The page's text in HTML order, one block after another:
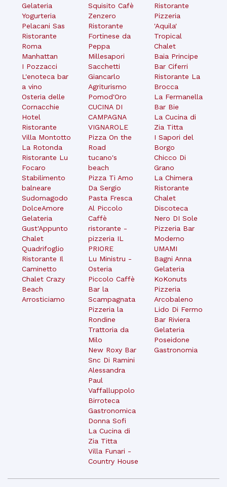
Gelateria
Yogurteria
Pelacani Sas
Ristorante
Roma
Manhattan
I Pozzacci
L'enoteca bar
a vino
Osteria delle
Cornacchie
Hotel
Ristorante
Villa Montotto
La Rotonda
Ristorante Lu
Focaro
Stabilimento
balneare
Sudomagodo
DolceAmore
Gelateria
Gust'Appunto
Chalet
Quadrifoglio
Ristorante Il
Caminetto
Chalet Crazy
Beach
Arrosticiamo
Squisito Cafè
Zenzero
Ristorante
Fortinese da
Peppa
Millesapori
Sacchetti
Giancarlo
Agriturismo
Pomod'Oro
CUCINA DI
CAMPAGNA
VIGNAROLE
Pizza On the
Road
tucano's
beach
Pizza Ti Amo
Da Sergio
Pasta Fresca
Al Piccolo
Caffè
ristorante -
pizzeria IL
PRIORE
Lu Ministru -
Osteria
Piccolo Caffè
Bar la
Scampagnata
Pizzeria la
Rondine
Trattoria da
Milo
New Roxy Bar
Snc Di Ramini
Alessandra
Paul
Vaffalluppolo
Birroteca
Gastronomica
Donna Sofi
La Cucina di
Zia Titta
Villa Funari -
Country House
Ristorante
Pizzeria
'Aquila'
Tropical
Chalet
Baia Principe
Bar Ciferri
Ristorante La
Brocca
La Fermanella
Bar Bie
La Cucina di
Zia Titta
I Sapori del
Borgo
Chicco Di
Grano
La Chimera
Ristorante
Chalet
Discoteca
Nero DI Sole
Pizzeria Bar
Moderno
UMAMI
Bagni Anna
Gelateria
KoKonuts
Pizzeria
Arcobaleno
Lido Di Fermo
Bar Riviera
Gelateria
Poseidone
Gastronomia